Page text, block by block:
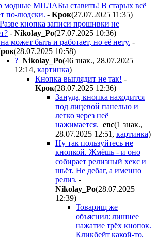
модные МПЛАБы ставить! В старых всё
по-людски. - Kpoк(27.07.2025 11:35)
кнопка записи прошивки не
- Nikolay_Po(27.07.2025 10:36)
может быть и работает, но её нету. -
(28.07.2025 10:58)
? Nikolay_Po(46 знак., 28.07.2025
12:14, картинка)
Кнопка выглядит не так! -
Kpoк(28.07.2025 12:36)
Зануда, кнопка находится
под лицевой панелью и
легко через неё
нажимается. enc(1 знак.,
28.07.2025 12:51 , картинка)
Ну так пользуйтесь не
кнопкой. Жмёшь - и оно
собирает релизный хекс и
шьёт. Не дебаг, а именно
релиз. -
Nikolay_Po(28.07.2025
12:39)
Товарищ же
объяснил: лишнее
нажатие трёх кнопок.
Кликбейт какой-то,